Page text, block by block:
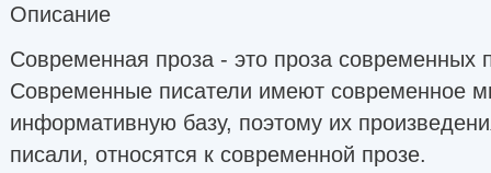
Описание
Современная проза - это проза современных
Современные писатели имеют современное
информативную базу, поэтому их
писали, относятся к современной прозе.